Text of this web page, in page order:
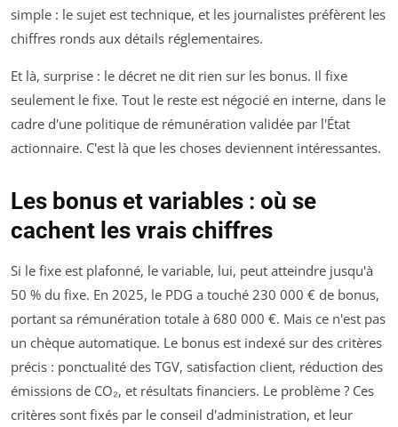
simple : le sujet est technique, et les journalistes préfèrent les
chiffres ronds aux détails réglementaires.
Et là, surprise : le décret ne dit rien sur les bonus. Il fixe
seulement le fixe. Tout le reste est négocié en interne, dans le
cadre d'une politique de rémunération validée par l'État
actionnaire. C'est là que les choses deviennent intéressantes.
Les bonus et variables : où se
cachent les vrais chiffres
Si le fixe est plafonné, le variable, lui, peut atteindre jusqu'à
50 % du fixe. En 2025, le PDG a touché 230 000 € de bonus,
portant sa rémunération totale à 680 000 €. Mais ce n'est pas
un chèque automatique. Le bonus est indexé sur des critères
précis : ponctualité des TGV, satisfaction client, réduction des
émissions de CO₂, et résultats financiers. Le problème ? Ces
critères sont fixés par le conseil d'administration, et leur